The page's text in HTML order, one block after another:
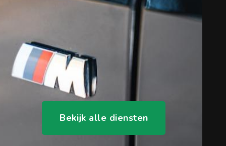
Zoekopdracht
Bekijk alle diensten